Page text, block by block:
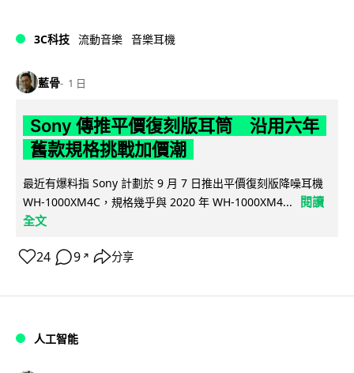
3C科技 流動音樂 音樂耳機
藍骨 1 日
Sony 傳推平價復刻版耳筒 沿用六年
舊款規格挑戰加價潮
最近有爆料指 Sony 計劃於 9 月 7 日推出平價復刻版降噪耳機
WH-1000XM4C，規格幾乎與 2020 年 WH-1000XM4...
閱讀
全文
24 9 ↗ 分享
人工智能